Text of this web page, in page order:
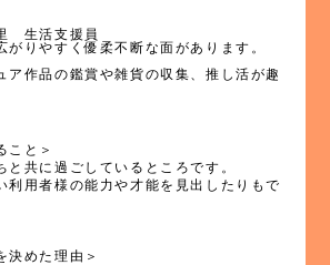
生活支援員
やすく優柔不断な面があります。
作品の鑑賞や雑貨の収集、推し活が趣
こと＞
と共に過ごしているところです。
利用者様の能力や才能を見出したりもで
決めた理由＞